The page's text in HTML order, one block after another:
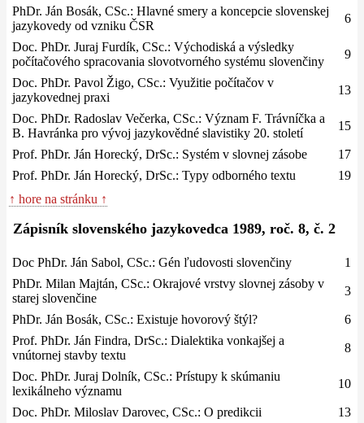
PhDr. Ján Bosák, CSc.: Hlavné smery a koncepcie slovenskej
jazykovedy od vzniku ČSR
6
Doc. PhDr. Juraj Furdík, CSc.: Východiská a výsledky
počítačového spracovania slovotvorného systému slovenčiny
9
Doc. PhDr. Pavol Žigo, CSc.: Využitie počítačov v
jazykovednej praxi
13
Doc. PhDr. Radoslav Večerka, CSc.: Význam F. Trávníčka a
B. Havránka pro vývoj jazykovědné slavistiky 20. století
15
Prof. PhDr. Ján Horecký, DrSc.: Systém v slovnej zásobe
17
Prof. PhDr. Ján Horecký, DrSc.: Typy odborného textu
19
↑ hore na stránku ↑
Zápisník slovenského jazykovedca 1989, roč. 8, č. 2
Doc PhDr. Ján Sabol, CSc.: Gén ľudovosti slovenčiny
1
PhDr. Milan Majtán, CSc.: Okrajové vrstvy slovnej zásoby v
starej slovenčine
3
PhDr. Ján Bosák, CSc.: Existuje hovorový štýl?
6
Prof. PhDr. Ján Findra, DrSc.: Dialektika vonkajšej a
vnútornej stavby textu
8
Doc. PhDr. Juraj Dolník, CSc.: Prístupy k skúmaniu
lexikálneho významu
10
Doc. PhDr. Miloslav Darovec, CSc.: O predikcii
13